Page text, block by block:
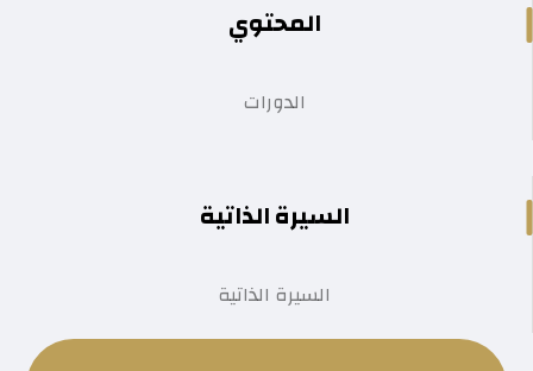
المحتوي
الدورات
السيرة الذاتية
السيرة الذاتية